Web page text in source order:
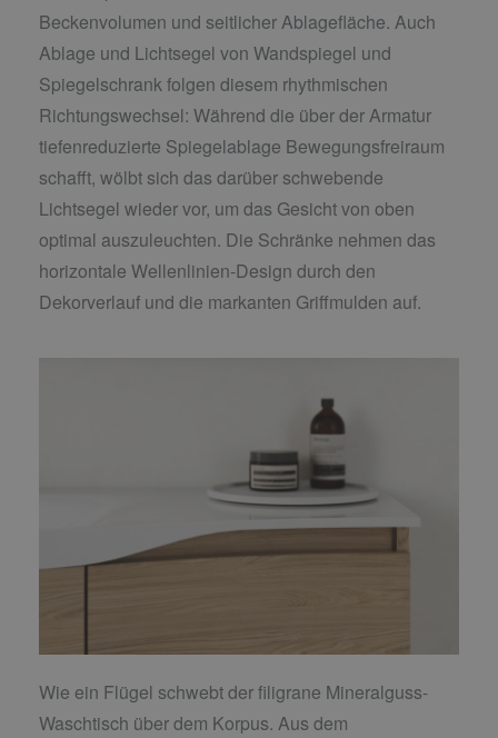
Beckenvolumen und seitlicher Ablagefläche. Auch
Ablage und Lichtsegel von Wandspiegel und
Spiegelschrank folgen diesem rhythmischen
Richtungswechsel: Während die über der Armatur
tiefenreduzierte Spiegelablage Bewegungsfreiraum
schafft, wölbt sich das darüber schwebende
Lichtsegel wieder vor, um das Gesicht von oben
optimal auszuleuchten. Die Schränke nehmen das
horizontale Wellenlinien-Design durch den
Dekorverlauf und die markanten Griffmulden auf.
Wie ein Flügel schwebt der filigrane Mineralguss-
Waschtisch über dem Korpus. Aus dem